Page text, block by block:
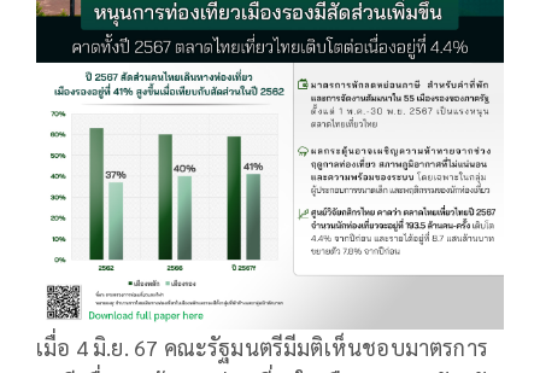
เมื่อ 4 มิ.ย. 67 คณะรัฐมนตรีมีมติเห็นชอบมาตรการ